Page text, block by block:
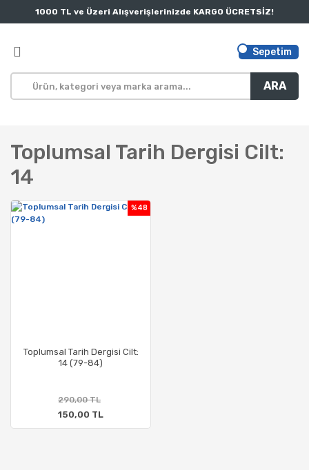
1000 TL ve Üzeri Alışverişlerinizde KARGO ÜCRETSİZ!
ARA
Sepetim
Toplumsal Tarih Dergisi Cilt:
14
Toplumsal Tarih Dergisi Cilt:
14 (79-84)
%48
290,00 TL
150,00 TL